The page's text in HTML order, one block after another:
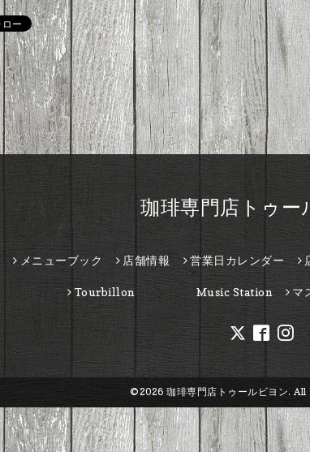
珈琲専門店トゥー
メニューブック 店舗情報 営業日カレンダー
Tourbillon Music Station マ
©2026 珈琲専門店トゥールビヨン. All